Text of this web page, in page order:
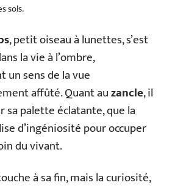
sols.
, petit oiseau à lunettes, s’est
la vie à l’ombre,
un sens de la vue
affûté. Quant auzancle, il
sa palette éclatante, que la
d’ingéniosité pour occuper
du vivant.
à sa fin, mais la curiosité,